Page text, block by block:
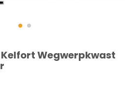
Wegwerpkwast